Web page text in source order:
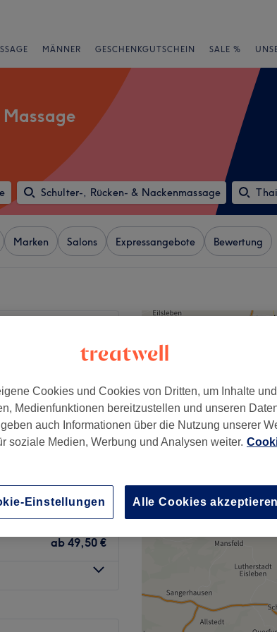
MÄNNER GESCHENKGUTSCHEIN SALE %
Massage
Schulter-, Rücken- & Nackenmassage
Marken Salons Expressangebote Bewertung
5 Bewertungen
ab 36 €
ab 49,50 €
−
Cookies und Cookies von Dritten, um Inhalte
Medienfunktionen bereitzustellen und unseren
auch Informationen über die Nutzung unserer
soziale Medien, Werbung und Analysen weiter.
Einstellungen Alle Cookies